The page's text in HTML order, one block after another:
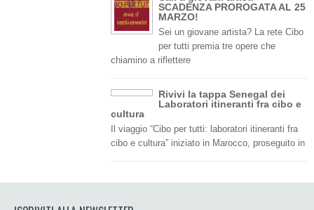
SCADENZA PROROGATA AL 25
MARZO!
Sei un giovane artista? La rete Cibo
per tutti premia tre opere che
chiamino a riflettere
Rivivi la tappa Senegal dei
Laboratori itineranti fra cibo e
cultura
Il viaggio “Cibo per tutti: laboratori itineranti fra
cibo e cultura” iniziato in Marocco, proseguito in